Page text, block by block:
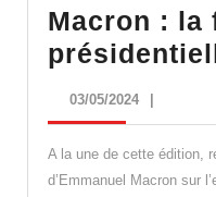
totale
!
Macron : la
03/05/202403/05/2024
A la une de cette édition,
d’Emmanuel Macron sur